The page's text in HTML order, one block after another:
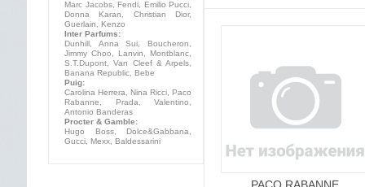
Marc Jacobs, Fendi, Emilio Pucci,
Donna Karan, Christian Dior,
Guerlain, Kenzo
Inter Parfums:
Dunhill, Anna Sui, Boucheron,
Jimmy Choo, Lanvin, Montblanc,
S.T.Dupont, Van Cleef & Arpels,
Banana Republic, Bebe
Puig:
Carolina Herrera, Nina Ricci, Paco
Rabanne, Prada, Valentino,
Antonio Banderas
Procter & Gamble:
Hugo Boss, Dolce&Gabbana,
Gucci, Mexx, Baldessarini